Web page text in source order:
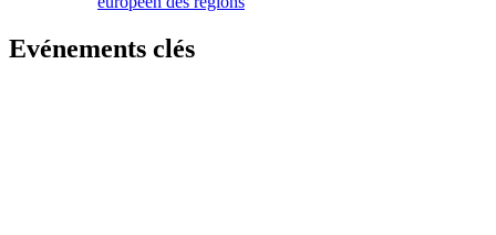
Evénements clés